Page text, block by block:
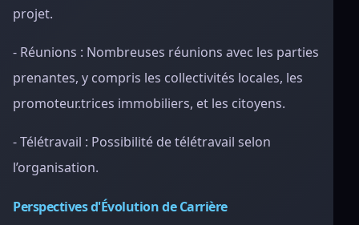
projet.
- Réunions : Nombreuses réunions avec les parties
prenantes, y compris les collectivités locales, les
promoteur.trices immobiliers, et les citoyens.
- Télétravail : Possibilité de télétravail selon
l’organisation.
Perspectives d'Évolution de Carrière